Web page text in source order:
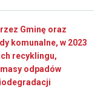
Gminę oraz
komunalne, w 2023
recyklingu,
odpadów